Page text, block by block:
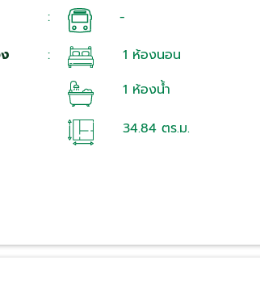
:
-
:
1 ห้องนอน
1 ห้องน้ํา
34.84 ตร.ม.